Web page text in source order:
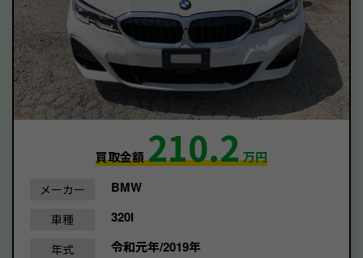
買取金額210.2万円
メーカー BMW
車種 320I
年式 令和元年/2019年